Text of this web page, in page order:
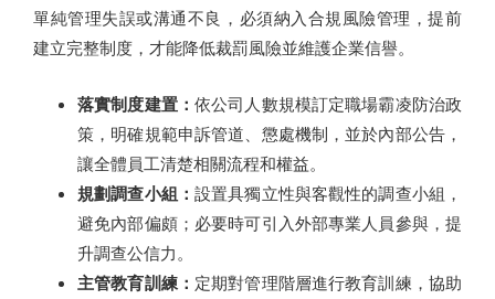
單純管理失誤或溝通不良，必須納入合規風險管理，提前
建立完整制度，才能降低裁罰風險並維護企業信譽。
落實制度建置： 依公司人數規模訂定職場霸凌防治政
策，明確規範申訴管道、懲處機制，並於內部公告，
讓全體員工清楚相關流程和權益。
規劃調查小組： 設置具獨立性與客觀性的調查小組，
避免內部偏頗；必要時可引入外部專業人員參與，提
升調查公信力。
主管教育訓練： 定期對管理階層進行教育訓練，協助